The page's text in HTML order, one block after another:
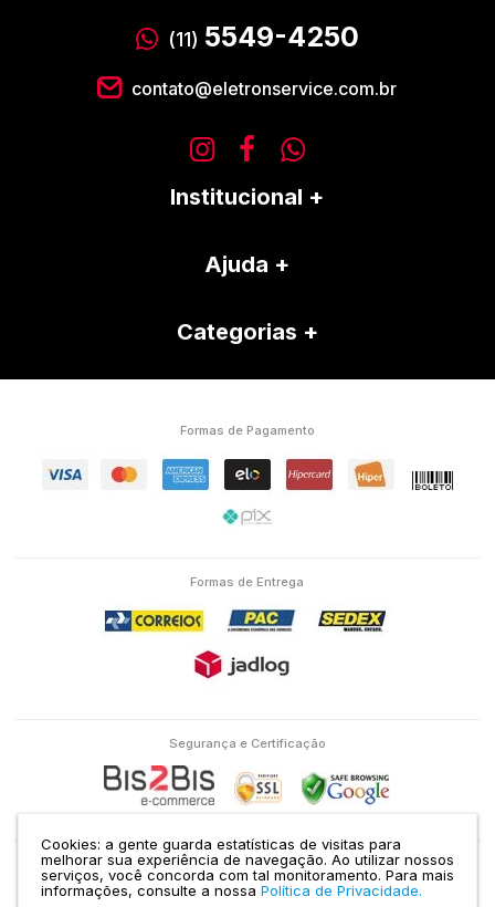
Cookies: a gente guarda estatísticas de visitas para
melhorar sua experiência de navegação. Ao utilizar nossos
serviços, você concorda com tal monitoramento. Para mais
informações, consulte a nossa Política de Privacidade.
(11) 5549-4250
contato@eletronservice.com.br
Institucional
Ajuda
Categorias
Formas de Pagamento
Formas de Entrega
Segurança e Certificação
Eletron Service Comércio e Serviço Ltda | CNPJ: 04.586.463/0001-38 | RUA
DOMINGOS DE MORAIS, 1435 VILA MARIANA SÃO PAULO - SP |Mapa do site